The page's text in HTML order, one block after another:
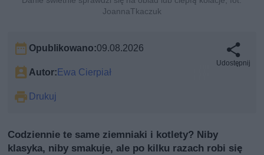
JoannaTkaczuk
Opublikowano:09.08.2026
Autor: Ewa Cierpiał
Drukuj
Udostępnij
Codziennie te same ziemniaki i kotlety? Niby
klasyka, niby smakuje, ale po kilku razach robi się